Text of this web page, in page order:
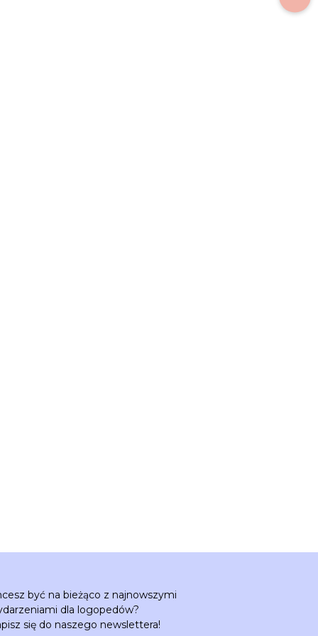
być na bieżąco z najnowszymi
dla logopedów?
się do naszego newslettera!